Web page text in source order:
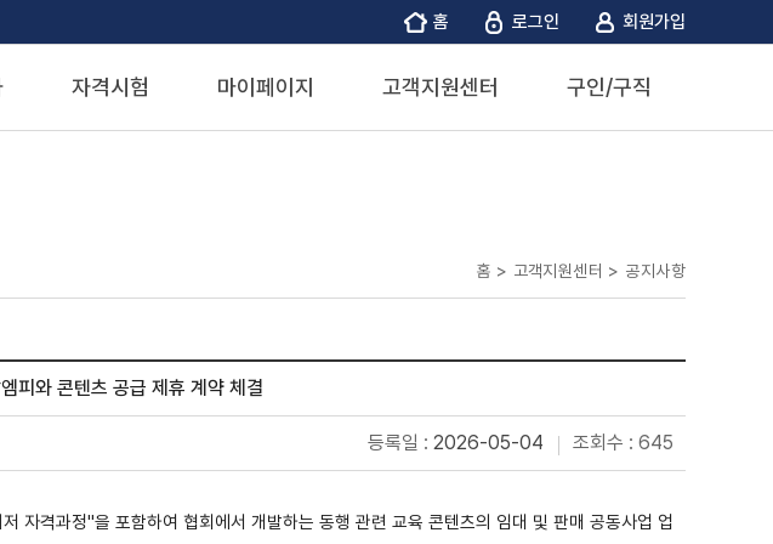
홈 로그인 회원가입
자격시험 마이페이지 고객지원센터 구인/구직
홈 > 고객지원센터 > 공지사항
피와 콘텐츠 공급 제휴 계약 체결
등록일 : 2026-05-04 조회수 : 645
자격과정"을 포함하여 협회에서 개발하는 동행 관련 교육 콘텐츠의 임대 및 판매 공동사업 업